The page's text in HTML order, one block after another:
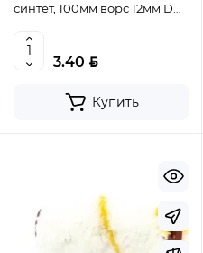
синтет, 100мм ворс 12мм D
MTX, 80843
3.40 BYN
Купить